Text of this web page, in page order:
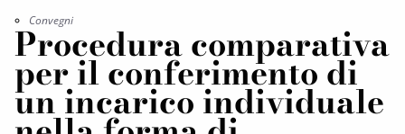
Convegni
Procedura comparativa
per il conferimento di
un incarico individuale